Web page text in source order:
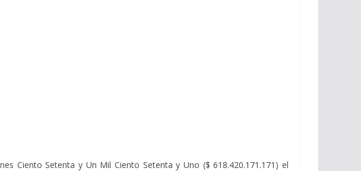
Ciento Setenta y Un Mil Ciento Setenta y Uno ($ 618.420.171.171) el